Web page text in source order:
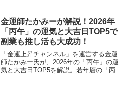
ネスパーソン必読の一冊です。
金運師たかみーが解説！2026年
「丙午」の運気と大吉日TOP5で
副業も推し活も大成功！
「金運上昇チャンネル」を運営する金運
師たかみー氏が、2026年の「丙午」の運
気と大吉日TOP5を解説。若年層の「丙